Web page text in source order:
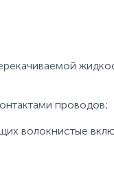
проводов;
волокнистые